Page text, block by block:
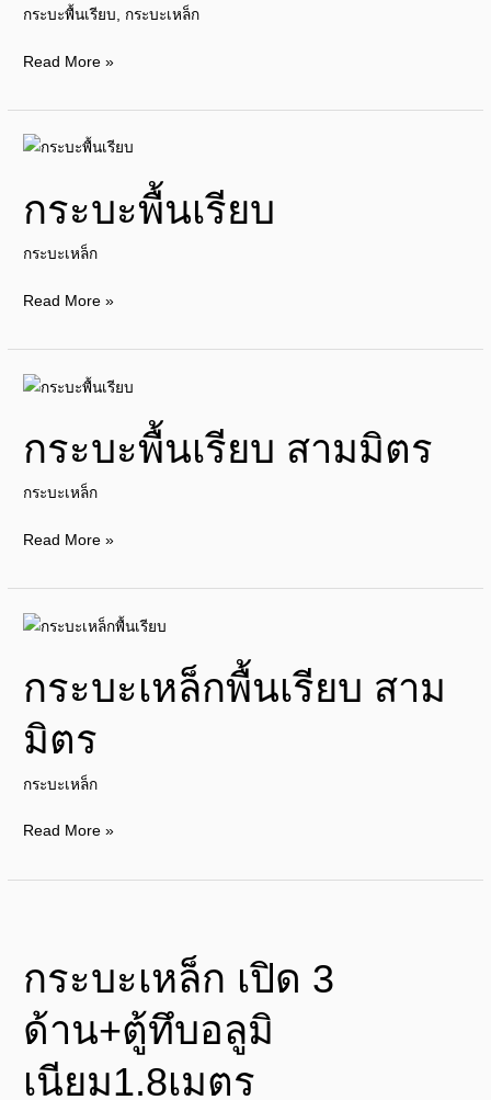
กระบะพื้นเรียบ, กระบะเหล็ก
Read More »
กระบะพื้นเรียบ
กระบะเหล็ก
กระบะ
เรียบ
Read More »
กระบะพื้นเรียบ สามมิตร
กระบะเหล็ก
กระบะ
เรียบ
สาม
มิตร
Read More »
กระบะเหล็กพื้นเรียบ สาม
มิตร
กระบะเหล็ก
กระบะ
พื้น
เรียบ
สาม
Read More »
กระบะเหล็ก เปิด 3
ด้าน+ตู้ทึบอลูมิ
เนียม1.8เมตร
เปิด
3
ด้าน+ตู้
อลู